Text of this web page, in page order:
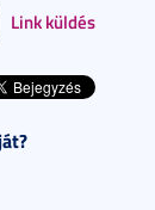
Link küldés